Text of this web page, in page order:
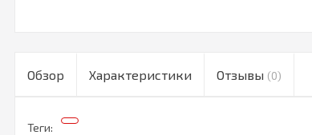
Обзор Характеристики Отзывы (0)
Теги: